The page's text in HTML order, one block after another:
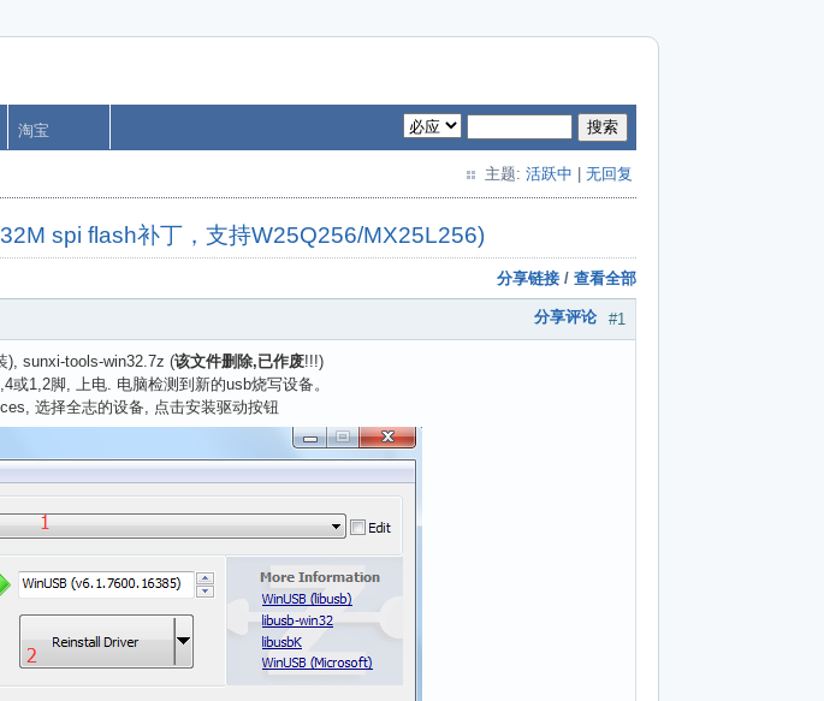
淘宝 搜索
主题: 活跃中 无回复
spi flash补丁，支持W25Q256/MX25L256)
分享链接 / 查看全部
#1
分享评论
), sunxi-tools-win32.7z (该文件删除,已作废!!!)
1,2脚, 上电. 电脑检测到新的usb烧写设备。
选择全志的设备, 点击安装驱动按钮